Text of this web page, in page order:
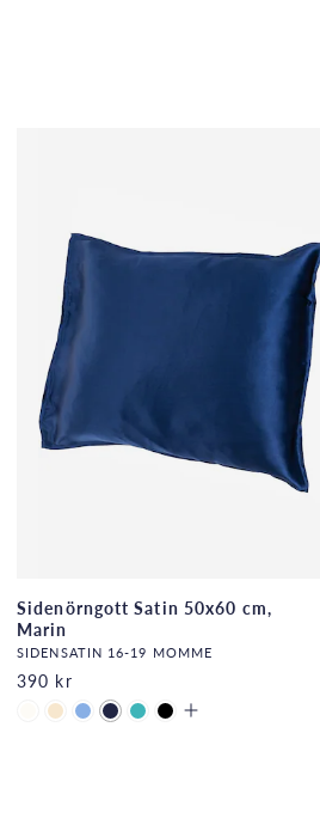
Sidenörngott Satin 50x60 cm,
Marin
SIDENSATIN 16-19 MOMME
390 kr